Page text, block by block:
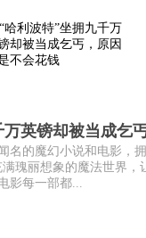
英镑却被当成乞
名的魔幻小说和电影，
瑰丽想象的魔法世界，
影每一部都...